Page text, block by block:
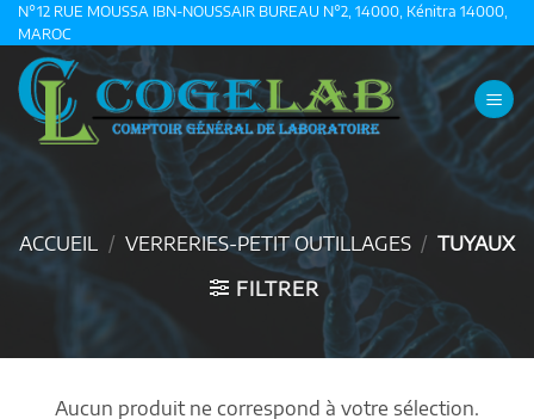
Passer
au
contenu
N°12 RUE MOUSSA IBN-NOUSSAIR BUREAU N°2, 14000, Kénitra 14000,
MAROC
ACCUEIL / VERRERIES-PETIT OUTILLAGES / TUYAUX
FILTRER
Aucun produit ne correspond à votre sélection.